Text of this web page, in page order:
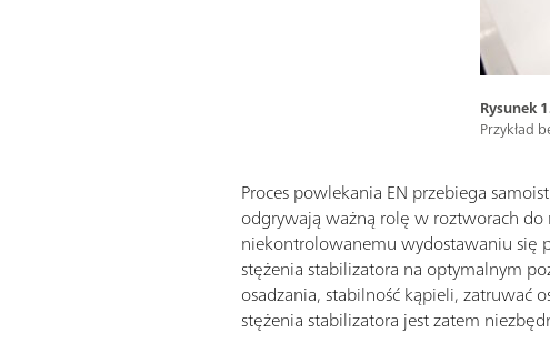
Rysunek
Przykład
Proces powlekania EN przebiega
odgrywają ważną rolę w roztworach
niekontrolowanemu wydostawaniu się
stężenia stabilizatora na optymalnym
osadzania, stabilność kąpieli, zatruwać
stężenia stabilizatora jest zatem